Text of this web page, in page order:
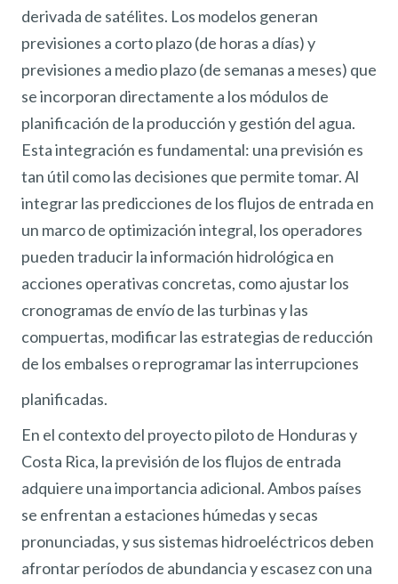
derivada de satélites. Los modelos generan
previsiones a corto plazo (de horas a días) y
previsiones a medio plazo (de semanas a meses) que
se incorporan directamente a los módulos de
planificación de la producción y gestión del agua.
Esta integración es fundamental: una previsión es
tan útil como las decisiones que permite tomar. Al
integrar las predicciones de los flujos de entrada en
un marco de optimización integral, los operadores
pueden traducir la información hidrológica en
acciones operativas concretas, como ajustar los
cronogramas de envío de las turbinas y las
compuertas, modificar las estrategias de reducción
de los embalses o reprogramar las interrupciones
planificadas.
En el contexto del proyecto piloto de Honduras y
Costa Rica, la previsión de los flujos de entrada
adquiere una importancia adicional. Ambos países
se enfrentan a estaciones húmedas y secas
pronunciadas, y sus sistemas hidroeléctricos deben
afrontar períodos de abundancia y escasez con una